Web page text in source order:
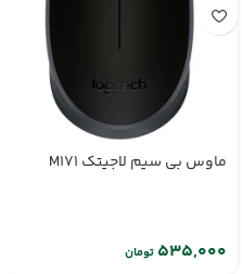
ماوس بی سیم لاجیتک M171
تومان